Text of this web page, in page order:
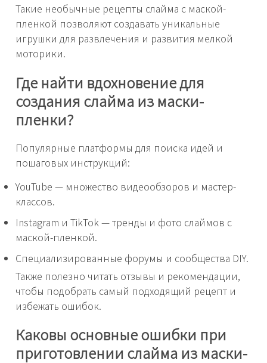
Такие необычные рецепты слайма с маской-
пленкой позволяют создавать уникальные
игрушки для развлечения и развития мелкой
моторики.
Где найти вдохновение для
создания слайма из маски-
пленки?
Популярные платформы для поиска идей и
пошаговых инструкций:
YouTube — множество видеообзоров и мастер-
классов.
Instagram и TikTok — тренды и фото слаймов с
маской-пленкой.
Специализированные форумы и сообщества DIY.
Также полезно читать отзывы и рекомендации,
чтобы подобрать самый подходящий рецепт и
избежать ошибок.
Каковы основные ошибки при
приготовлении слайма из маски-